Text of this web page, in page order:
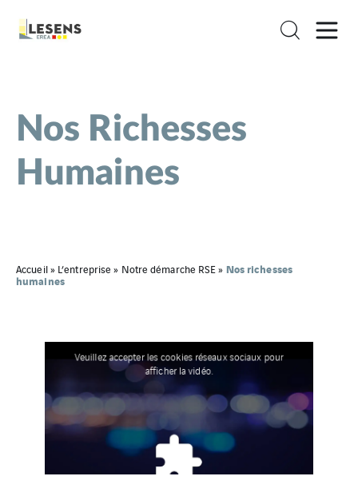
Nos Richesses
Humaines
Accueil» L’entreprise » Notre démarche RSE» Nos richesses
humaines
Veuillez accepter les cookies réseaux sociaux pour
afficher la vidéo.